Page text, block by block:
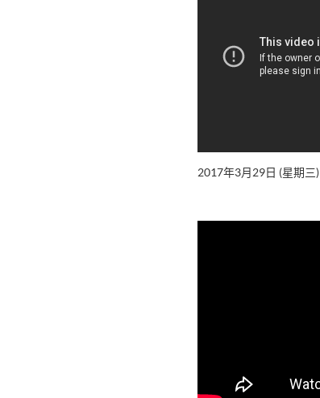
2017年3月29日 (星期三)